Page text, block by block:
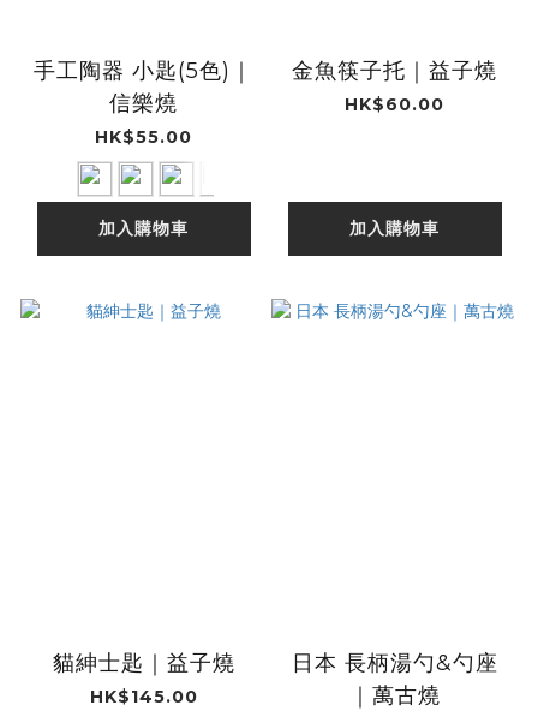
手工陶器 小匙(5色)｜
信樂燒
HK$55.00
加入購物車
金魚筷子托｜益子燒
HK$60.00
加入購物車
貓紳士匙｜益子燒
HK$145.00
日本 長柄湯勺&勺座
｜萬古燒